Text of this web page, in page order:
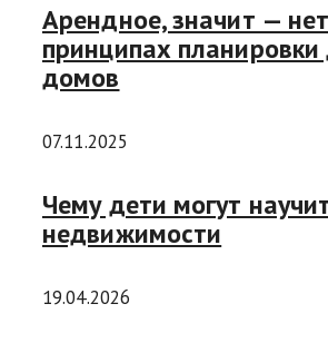
Арендное, значит —
принципах
домов
07.11.2025
Чему дети могут
недвижимости
19.04.2026